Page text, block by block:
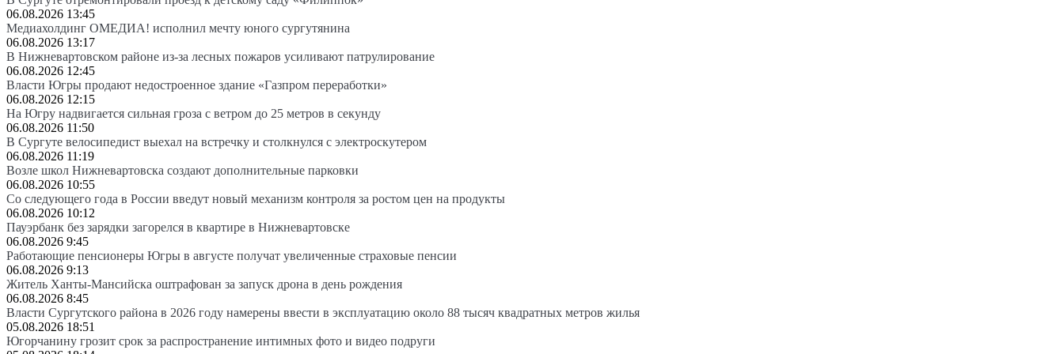
06.08.2026 13:45
Медиахолдинг ОМЕДИА! исполнил мечту юного сургутянина
06.08.2026 13:17
В Нижневартовском районе из-за лесных пожаров усиливают патрулирование
06.08.2026 12:45
Власти Югры продают недостроенное здание «Газпром переработки»
06.08.2026 12:15
На Югру надвигается сильная гроза с ветром до 25 метров в секунду
06.08.2026 11:50
В Сургуте велосипедист выехал на встречку и столкнулся с электроскутером
06.08.2026 11:19
Возле школ Нижневартовска создают дополнительные парковки
06.08.2026 10:55
Со следующего года в России введут новый механизм контроля за ростом цен на продукты
06.08.2026 10:12
Пауэрбанк без зарядки загорелся в квартире в Нижневартовске
06.08.2026 9:45
Работающие пенсионеры Югры в августе получат увеличенные страховые пенсии
06.08.2026 9:13
Житель Ханты-Мансийска оштрафован за запуск дрона в день рождения
06.08.2026 8:45
Власти Сургутского района в 2026 году намерены ввести в эксплуатацию около 88 тысяч квадратных метров жилья
05.08.2026 18:51
Югорчанину грозит срок за распространение интимных фото и видео подруги